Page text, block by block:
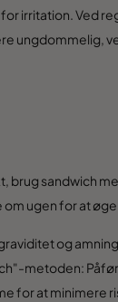
irritation. Ved
ungdommelig,
brug sandwich
om ugen for at
og
metoden:
for at minimere